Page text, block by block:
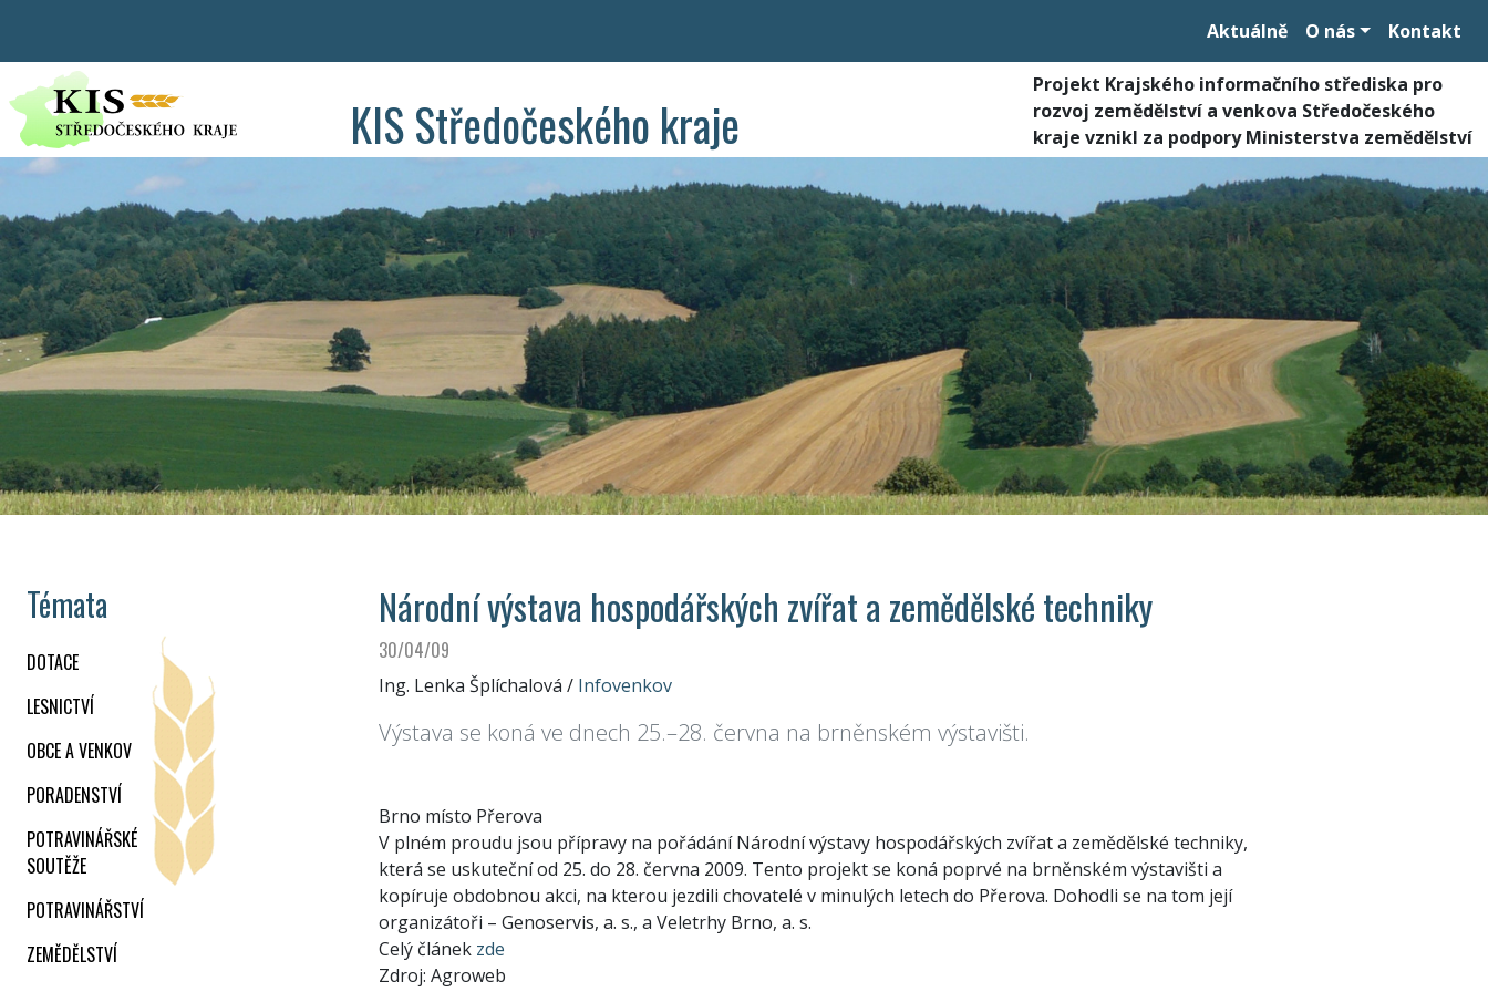
Aktuálně O nás Kontakt
KIS Středočeského kraje
Projekt Krajského informačního střediska pro
rozvoj zemědělství a venkova Středočeského
kraje vznikl za podpory Ministerstva zemědělství
Témata
DOTACE
LESNICTVÍ
OBCE A VENKOV
PORADENSTVÍ
POTRAVINÁŘSKÉ
SOUTĚŽE
POTRAVINÁŘSTVÍ
ZEMĚDĚLSTVÍ
Národní výstava hospodářských zvířat a zemědělské techniky
30/04/09
Ing. Lenka Šplíchalová / Infovenkov
Výstava se koná ve dnech 25.–28. června na brněnském výstavišti.
Brno místo Přerova
V plném proudu jsou přípravy na pořádání Národní výstavy hospodářských zvířat a zemědělské techniky,
která se uskuteční od 25. do 28. června 2009. Tento projekt se koná poprvé na brněnském výstavišti a
kopíruje obdobnou akci, na kterou jezdili chovatelé v minulých letech do Přerova. Dohodli se na tom její
organizátoři – Genoservis, a. s., a Veletrhy Brno, a. s.
Celý článek zde
Zdroj: Agroweb